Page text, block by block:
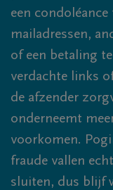
een
mailadressen,
of een betaling
verdachte links
de afzender
onderneemt
voorkomen.
fraude vallen
sluiten, dus blijf